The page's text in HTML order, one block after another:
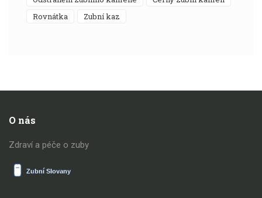
rovnátka
zubní kaz
O nás
Zdraví a péče o zuby